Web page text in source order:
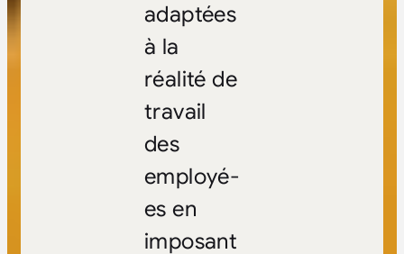
adaptées
à la
réalité de
travail
des
employé-
es en
imposant